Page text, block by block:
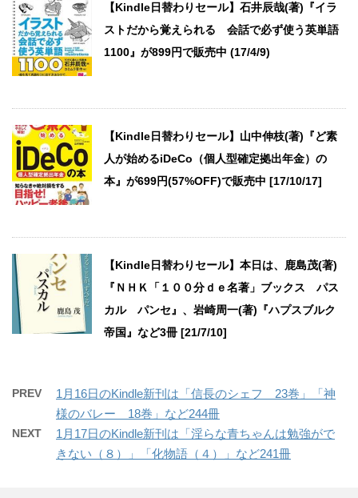
【Kindle日替わりセール】石井辰哉(著)『イラ
ストだから覚えられる 会話で必ず使う英単語
1100』が899円で販売中 (17/4/9)
【Kindle日替わりセール】山中伸枝(著)『ど素
人が始めるiDeCo（個人型確定拠出年金）の
本』が699円(57%OFF)で販売中 [17/10/17]
【Kindle日替わりセール】本日は、鹿島茂(著)
『ＮＨＫ「１００分ｄｅ名著」ブックス パス
カル パンセ』、岩崎周一(著)『ハプスブルク
帝国』など3冊 [21/7/10]
PREV
1月16日のKindle新刊は「信長のシェフ 23巻」「神
様のバレー 18巻」など244冊
NEXT
1月17日のKindle新刊は「淫らな青ちゃんは勉強がで
きない（８）」「化物語（４）」など241冊